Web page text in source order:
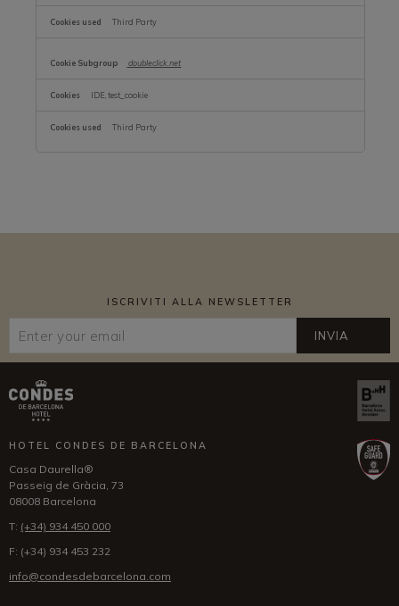
Third Party
doubleclick.net
IDE, test_cookie
Third Party
ISCRIVITI ALLA NEWSLETTER
INVIA
HOTEL CONDES DE BARCELONA
Casa Daurella®
Passeig de Gràcia, 73
08008 Barcelona
T: (+34) 934 450 000
F: (+34) 934 453 232
info@condesdebarcelona.com